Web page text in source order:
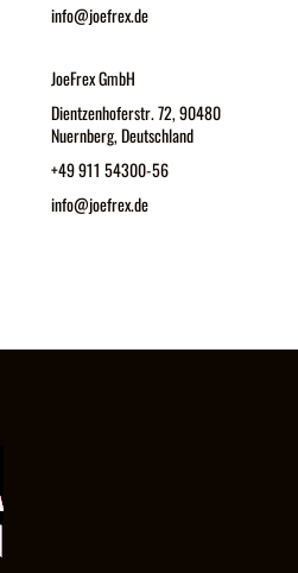
info@joefrex.de
JoeFrex GmbH
Dientzenhoferstr. 72, 90480
Nuernberg, Deutschland
+49 911 54300-56
info@joefrex.de